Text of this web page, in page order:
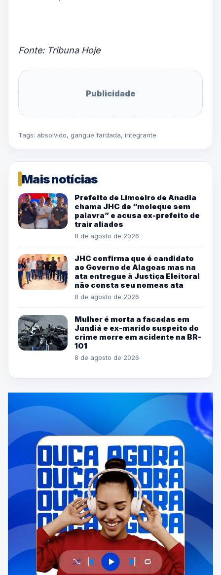
Fonte: Tribuna Hoje
Publicidade
Tags: absolvido, gangue fardada, integrante
Mais notícias
Prefeito de Limoeiro de Anadia
chama JHC de “moleque sem
palavra” e acusa ex-prefeito de
trair aliados
8 de agosto de 2026
JHC confirma que é candidato
ao Governo de Alagoas mas na
ata entregue à Justiça Eleitoral
não consta seu nomeas ata
8 de agosto de 2026
Mulher é morta a facadas em
Jundiá e ex-marido suspeito do
crime morre em acidente na BR-
101
8 de agosto de 2026